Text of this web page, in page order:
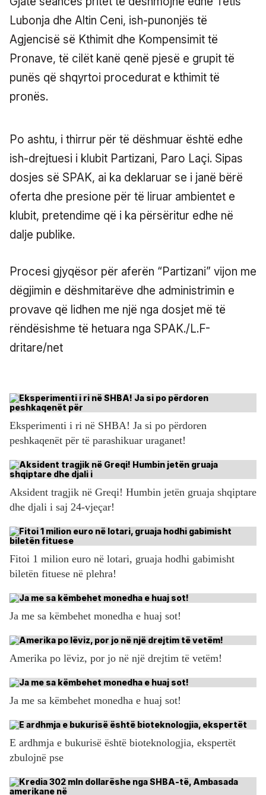
Lubonja dhe Altin Ceni, ish-punonjës të
Agjencisë së Kthimit dhe Kompensimit të
Pronave, të cilët kanë qenë pjesë e grupit të
punës që shqyrtoi procedurat e kthimit të
pronës.
Po ashtu, i thirrur për të dëshmuar është edhe
ish-drejtuesi i klubit Partizani, Paro Laçi. Sipas
dosjes së SPAK, ai ka deklaruar se i janë bërë
oferta dhe presione për të liruar ambientet e
klubit, pretendime që i ka përsëritur edhe në
dalje publike.
Procesi gjyqësor për aferën “Partizani” vijon me
dëgjimin e dëshmitarëve dhe administrimin e
provave që lidhen me një nga dosjet më të
rëndësishme të hetuara nga SPAK./L.F-
dritare/net
Eksperimenti i ri në SHBA! Ja si po përdoren
peshkaqenët për të parashikuar uraganet!
Aksident tragjik në Greqi! Humbin jetën gruaja shqiptare
dhe djali i saj 24-vjeçar!
Fitoi 1 milion euro në lotari, gruaja hodhi gabimisht
biletën fituese në plehra!
Ja me sa këmbehet monedha e huaj sot!
Amerika po lëviz, por jo në një drejtim të vetëm!
Ja me sa këmbehet monedha e huaj sot!
E ardhmja e bukurisë është bioteknologjia, ekspertët
zbulojnë pse